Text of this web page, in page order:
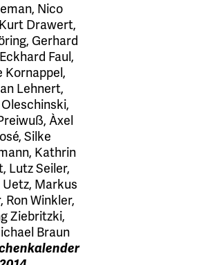
, Nico
Kurt Drawert,
, Gerhard
Eckhard Faul ,
Kornappel ,
Lehnert,
,
, Àxel
, Silke
, Kathrin
, Lutz Seiler,
Uetz, Markus
, Ron Winkler,
Ziebritzki,
Braun